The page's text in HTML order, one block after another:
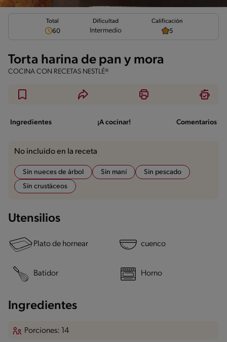
Total
60
Dificultad
Intermedio
Calificación
5
Torta harina de pan y mora
COCINA CON RECETAS NESTLÉ®
Ingredientes ¡A cocinar! Comentarios
No incluido en la receta
Sin nueces de árbol Sin maní
Sin pescado
Sin crustáceos
Utensilios
Plato de hornear cuenco
Batidor Horno
Ingredientes
Porciones: 14